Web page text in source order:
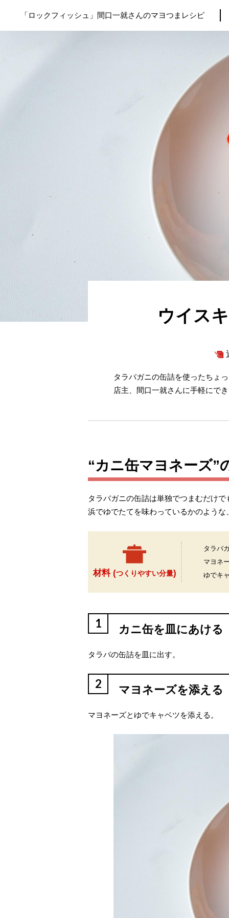
「ロックフィッシュ」間口一就さんのマヨつまレシピ
ウイス
タラバガニの缶詰を使ったちょ
店主、間口一就さんに手軽にで
“カニ缶マヨネーズ”
タラバガニの缶詰は単独でつまむだけ
浜でゆでたてを味わっているかのよう
材料 (つくりやすい分量)
タラバ
マヨネ
ゆでキ
1 カニ缶を皿にあける
タラバの缶詰を皿に出す。
2 マヨネーズを添える
マヨネーズとゆでキャベツを添える。